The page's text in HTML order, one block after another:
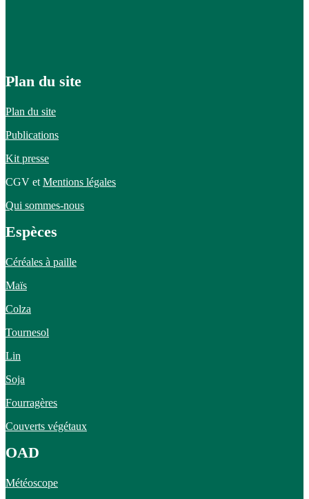
Plan du site
Plan du site
Publications
Kit presse
CGV et Mentions légales
Qui sommes-nous
Espèces
Céréales à paille
Maïs
Colza
Tournesol
Lin
Soja
Fourragères
Couverts végétaux
OAD
Météoscope